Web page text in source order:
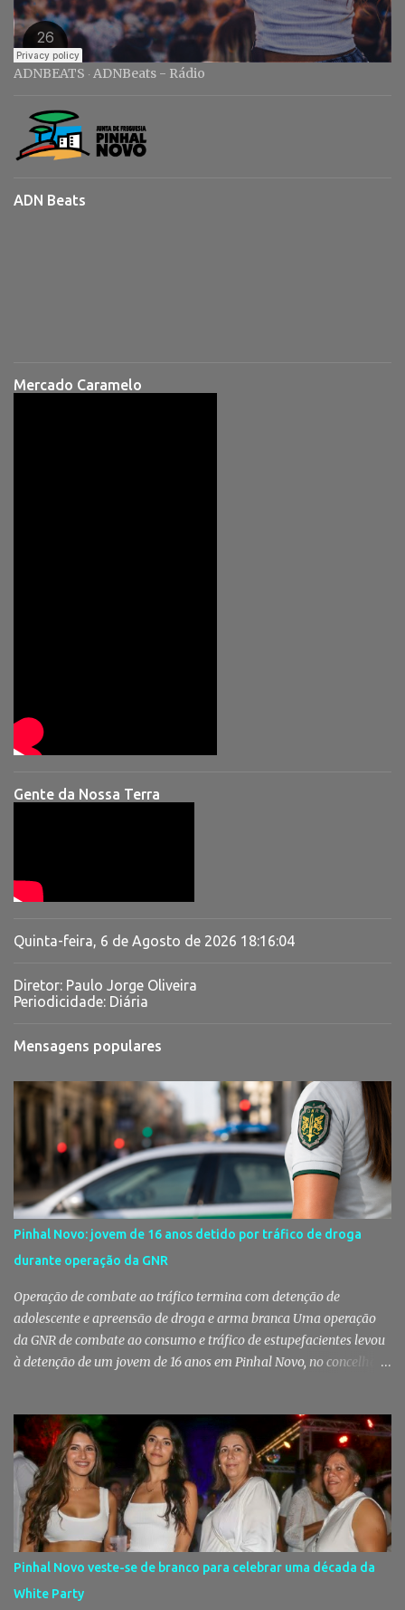
ADNBEATS · ADNBeats - Rádio
ADN Beats
Mercado Caramelo
Gente da Nossa Terra
Quinta-feira, 6 de Agosto de 2026 18:16:05
Diretor: Paulo Jorge Oliveira
Periodicidade: Diária
Mensagens populares
Pinhal Novo: jovem de 16 anos detido por tráfico de droga
durante operação da GNR
Operação de combate ao tráfico termina com detenção de
adolescente e apreensão de droga e arma branca Uma operação
da GNR de combate ao consumo e tráfico de estupefacientes levou
à detenção de um jovem de 16 anos em Pinhal Novo, no concelho
das autoridades sobre este tipo de criminalidade no distrito de
Setúbal. Droga, arma branca e dinheiro apreendidos pela GNR Um
jovem de 16 anos foi detido na segunda-feira, 28 de Julho, por
suspeitas da prática do crime de tráfico de estupefacientes, na
localidade de Pinhal Novo. A detenção foi efetuada pelo Comando
Territorial de Setúbal da GNR, através do Posto Territorial de
Pinhal Novo, no âmbito de uma operação de fiscalização
especialmente direcionada para o combate ao consumo e tráfico
de droga. Segundo a GNR, "os militares da Guarda identificaram
Pinhal Novo veste-se de branco para celebrar uma década da
White Party